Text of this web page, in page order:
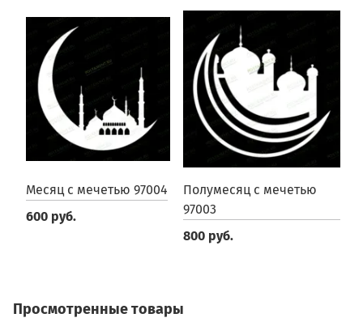
Месяц с мечетью 97004
600 руб.
Полумесяц с мечетью
97003
800 руб.
Просмотренные товары